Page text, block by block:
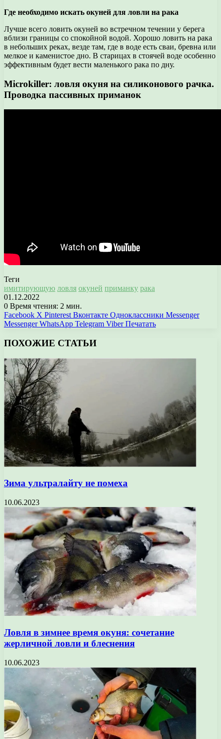
Где необходимо искать окуней для ловли на рака
Лучше всего ловить окуней во встречном течении у берега
вблизи границы со спокойной водой. Хорошо ловить на рака
в небольших реках, везде там, где в воде есть сваи, бревна или
мелкое и каменистое дно. В старицах в стоячей воде особенно
эффективным будет вести маленького рака по дну.
Microkiller: ловля окуня на силиконового рачка.
Проводка пассивных приманок
Теги
имитирующую ловля окуней приманку рака
01.12.2022
0 Время чтения: 2 мин.
Facebook X Pinterest Вконтакте Одноклассники Messenger
Messenger WhatsApp Telegram Viber Печатать
ПОХОЖИЕ СТАТЬИ
Зима ультралайту не помеха
10.06.2023
Ловля в зимнее время окуня: сочетание
жерличной ловли и блеснения
10.06.2023